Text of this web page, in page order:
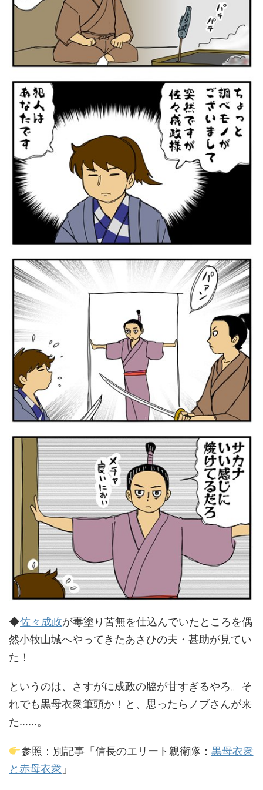
◆佐々成政が毒塗り苦無を仕込んでいたところを偶
然小牧山城へやってきたあさひの夫・甚助が見てい
た！
というのは、さすがに成政の脇が甘すぎるやろ。そ
れでも黒母衣衆筆頭か！と、思ったらノブさんが来
た……。
参照：別記事「信長のエリート親衛隊： 黒母衣衆
と赤母衣衆 」